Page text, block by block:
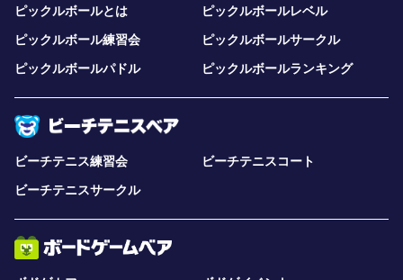
ピックルボールとは
ピックルボールレベル
ピックルボール練習会
ピックルボールサークル
ピックルボールパドル
ピックルボールランキング
ビーチテニス練習会
ビーチテニスコート
ビーチテニスサークル